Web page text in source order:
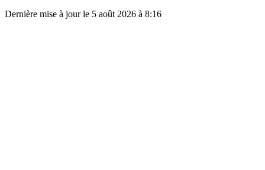
Dernière mise à jour le 5 août 2026 à 8:16